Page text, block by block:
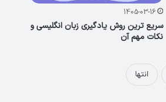
1405-03-16
سریع ترین روش یادگیری زبان انگلیسی و
نکات مهم آن
انتها